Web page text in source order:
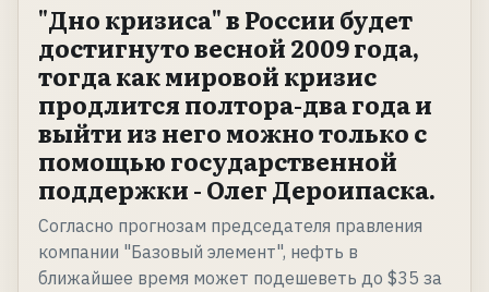
"Дно кризиса" в России будет
достигнуто весной 2009 года,
тогда как мировой кризис
продлится полтора-два года и
выйти из него можно только с
помощью государственной
поддержки - Олег Дероипаска.
Согласно прогнозам председателя правления
компании "Базовый элемент", нефть в
ближайшее время может подешеветь до $35 за